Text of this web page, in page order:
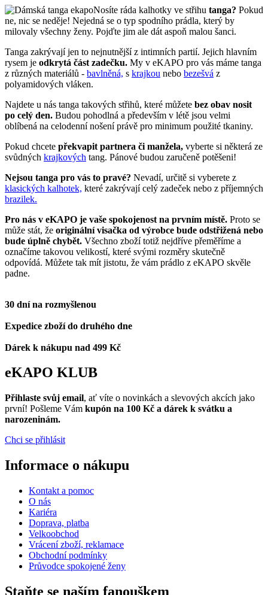
Nosíte ráda kalhotky ve střihu tanga? Pokud
ne, nic se neděje! Nejedná se o typ spodního prádla, který by
milovaly všechny ženy. Pojďte jim ale dát aspoň malou šanci.
Tanga zakrývají jen to nejnutnější z intimních partií. Jejich hlavním
rysem je odkrytá část zadečku. My v eKAPO pro vás máme tanga
z různých materiálů - bavlněná, s krajkou nebo bezešvá z
polyamidových vláken.
Najdete u nás tanga takových střihů, které můžete bez obav nosit
po celý den. Budou pohodlná a především v létě jsou velmi
oblíbená na celodenní nošení právě pro minimum použité tkaniny.
Pokud chcete překvapit partnera či manžela, vyberte si některá ze
svůdných krajkových tang. Pánové budou zaručeně potěšeni!
Nejsou tanga pro vás to pravé? Nevadí, určitě si vyberete z
klasických kalhotek, které zakrývají celý zadeček nebo z příjemných
brazilek.
Pro nás v eKAPO je vaše spokojenost na prvním místě. Proto se
může stát, že originální visačka od výrobce bude odstřižená nebo
bude úplně chybět. Všechno zboží totiž nejdříve přeměříme a
označíme takovou velikostí, které svými rozměry skutečně
odpovídá. Můžete tak mít jistotu, že vám prádlo z eKAPO skvěle
padne.
30 dní na rozmyšlenou
Expedice zboží do druhého dne
Dárek k nákupu nad 499 Kč
eKAPO KLUB
Přihlaste svůj email, ať víte o novinkách a slevových akcích jako
první! Pošleme Vám kupón na 100 Kč a dárek k svátku a
narozeninám.
Chci se přihlásit
Informace o nákupu
Kontakt a pomoc
O nás
Kariéra
Doprava, platba
Velkoobchod
Vrácení zboží, reklamace
Obchodní podmínky
Průvodce spokojené ženy
Staňte se naším fanouškem